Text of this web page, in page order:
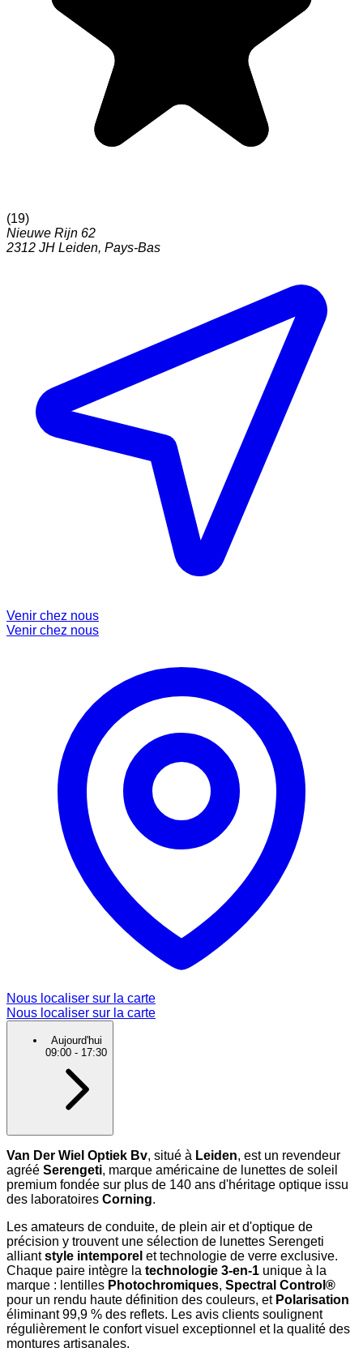
(19)
Nieuwe Rijn 62
2312 JH Leiden, Pays-Bas
Venir chez nous
Venir chez nous
Nous localiser sur la carte
Nous localiser sur la carte
Aujourd'hui
09:00 - 17:30
Van Der Wiel Optiek Bv, situé à Leiden, est un revendeur
agréé Serengeti, marque américaine de lunettes de soleil
premium fondée sur plus de 140 ans d'héritage optique issu
des laboratoires Corning.
Les amateurs de conduite, de plein air et d'optique de
précision y trouvent une sélection de lunettes Serengeti
alliantstyle intemporel et technologie de verre exclusive.
Chaque paire intègre la technologie 3-en-1 unique à la
marque : lentilles Photochromiques, Spectral Control®
pour un rendu haute définition des couleurs, et Polarisation
éliminant 99,9 % des reflets. Les avis clients soulignent
régulièrement le confort visuel exceptionnel et la qualité des
montures artisanales.